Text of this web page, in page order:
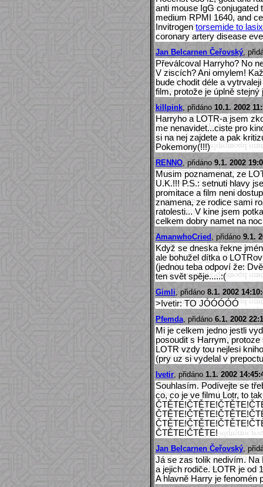
anti mouse IgG conjugated
medium RPMI 1640, and
Invitrogentorsemide to
coronary artery disease
Jan Belcarnen Čeřovský ,
Převálcoval Harryho? No
V ziscích? Ani omylem!
bude chodit déle a
film, protože je úplně
killpink , přidáno 10.1. 2002
Harryho a LOTR-a jsem
me nenavidet...ciste pro
si na nej zajdete a pak
Pokemony(!!!)
RENNO , přidáno 9.1. 2002
Musim poznamenat, ze
U.K.!!! P.S.: setnuti hlavy
promitace a film neni
znamena, ze rodice sami
ratolesti... V kine jsem
celkem dobry namet na
AmanwhoCried , přidáno 9.1.
Když se dneska řekne
ale bohužel dítka o
(jednou teba odpoví že:
ten svět spěje.....:(
Gimli , přidáno 8.1. 2002
>Ivetir: TO JÓÓÓÓÓ
Pfemda , přidáno 6.1. 2002
Mi je celkem jedno jestli
posoudit s Harrym,
LOTR vzdy tou nejlesi
(pry uz si vydelal v
Ivetir , přidáno 1.1. 2002
Souhlasím. Podívejte se
co, co je ve filmu Lotr, to
ČTĚTE!ČTĚTE!
Jan Belcarnen Čeřovský ,
Já se zas tolik nedivím. Na
a jejich rodiče. LOTR je od
A hlavně Harry je fenomén